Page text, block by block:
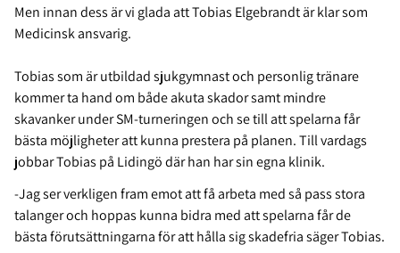
Men innan dess är vi glada att Tobias Elgebrandt är klar som
Medicinsk ansvarig.
Tobias som är utbildad sjukgymnast och personlig tränare
kommer ta hand om både akuta skador samt mindre
skavanker under SM-turneringen och se till att spelarna får
bästa möjligheter att kunna prestera på planen. Till vardags
jobbar Tobias på Lidingö där han har sin egna klinik.
-Jag ser verkligen fram emot att få arbeta med så pass stora
talanger och hoppas kunna bidra med att spelarna får de
bästa förutsättningarna för att hålla sig skadefria säger Tobias.